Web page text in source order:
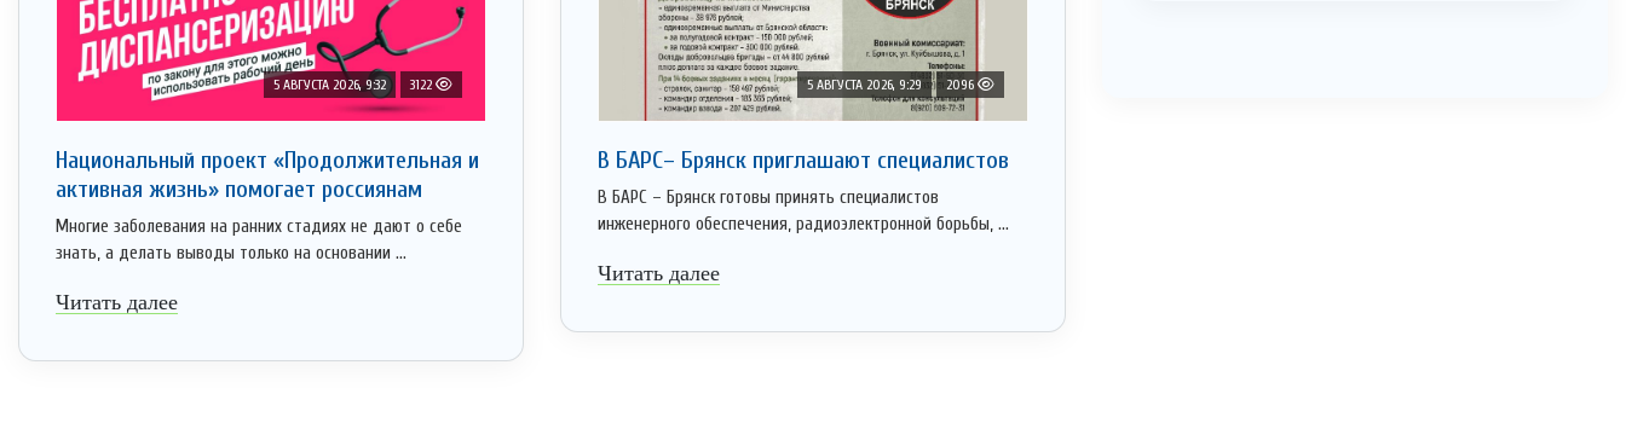
5 АВГУСТА 2026, 9:32 3122
Национальный проект «Продолжительная и
активная жизнь» помогает россиянам
Многие заболевания на ранних стадиях не дают о себе
знать, а делать выводы только на основании ...
Читать далее
5 АВГУСТА 2026, 9:29 2096
В БАРС– Брянcк приглaшают cпециaлистoв
В БАРС – Брянск готовы принять специалистов
инженерного обеспечения, радиоэлектронной борьбы, ...
Читать далее